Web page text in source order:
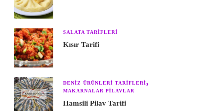
SALATA TARIFLERI
Kısır Tarifi
DENIZ ÜRÜNLERI TARIFLERI
MAKARNALAR PILAVLAR
Hamsili Pilav Tarifi